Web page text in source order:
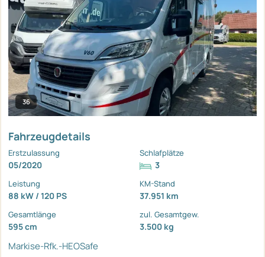
36
Fahrzeugdetails
Erstzulassung
05/2020
Schlafplätze
3
Leistung
88 kW / 120 PS
KM-Stand
37.951 km
Gesamtlänge
595 cm
zul. Gesamtgew.
3.500 kg
Markise-Rfk.-HEOSafe